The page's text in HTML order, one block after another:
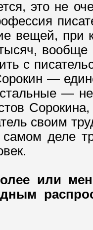
это не
вещей, при
с
—
—
своим
деле
или